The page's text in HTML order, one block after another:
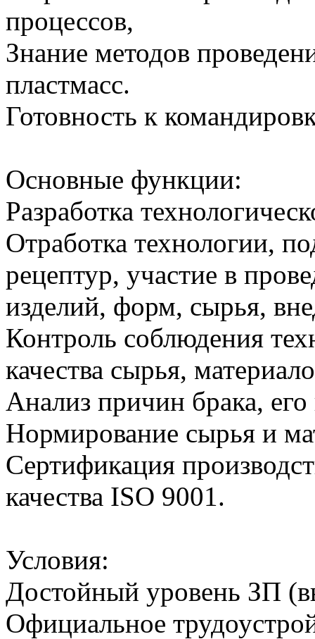
процессов,
Знание методов
пластмасс.
Готовность к
Основные функции:
Разработка
Отработка технологии,
рецептур, участие в
изделий, форм, сырья,
Контроль соблюдения
качества сырья,
Анализ причин брака,
Нормирование сырья и
Сертификация
качества ISO 9001.
Условия:
Достойный уровень ЗП
Официальное